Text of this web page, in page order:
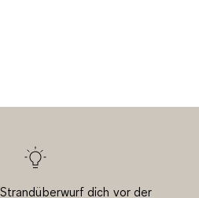
dich vor der